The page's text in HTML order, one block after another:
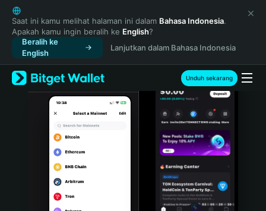
English
日本語
Tiếng Việt
Русский
Español (Latinoamérica)
Türkçe
Italiano
Português (Portugal)
Bahasa Indonesia
Saat ini kamu melihat halaman ini dalam Bahasa Indonesia.
Apakah kamu ingin beralih ke English?
Beralih ke
English
Lanjutkan dalam Bahasa Indonesia
Unduh sekarang